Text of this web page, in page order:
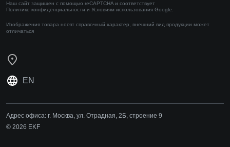
Наш сайт защищен с помощью reCAPTCHA и соответствует
Политике конфиденциальности и Условиям использования Google.
Изображения товара носят справочный характер, внешний вид продукции может
отличаться
EN
Адрес офиса: г. Москва, ул. Отрадная, 2Б, строение 9
© 2026 EKF